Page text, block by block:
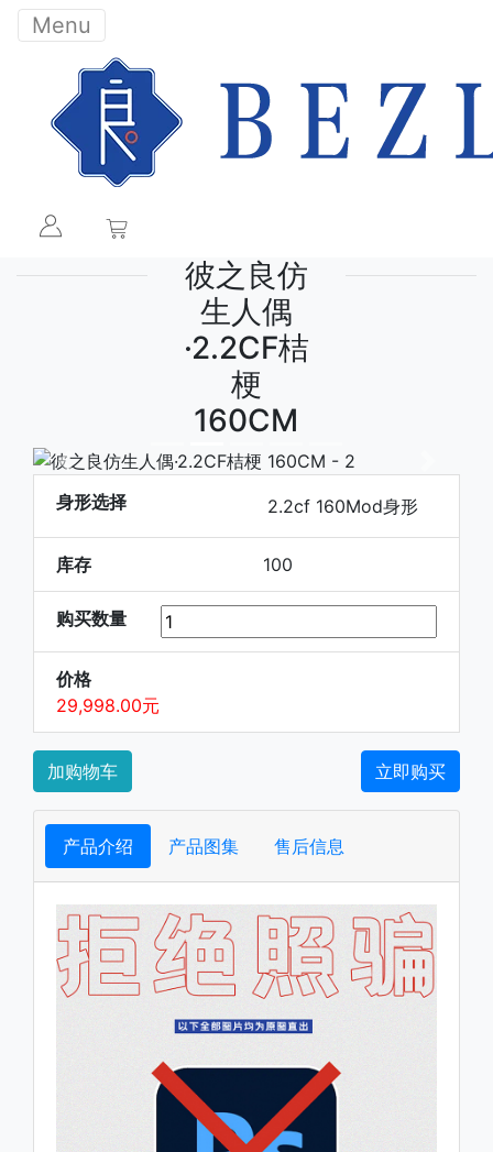
Menu
彼之良仿
生人偶
·2.2CF桔
梗
160CM
下一张
下一张
身形选择
2.2cf 160Mod身形
库存 100
购买数量
价格
29,998.00元
加购物车 立即购买
产品介绍 产品图集 售后信息